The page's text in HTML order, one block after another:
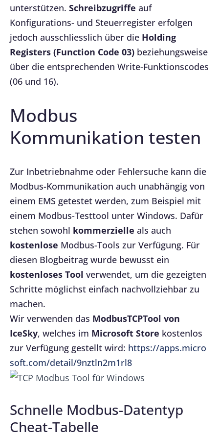
unterstützen. Schreibzugriffe auf
Konfigurations- und Steuerregister erfolgen
jedoch ausschliesslich über die Holding
Registers (Function Code 03) beziehungsweise
über die entsprechenden Write-Funktionscodes
(06 und 16).
Modbus
Kommunikation testen
Zur Inbetriebnahme oder Fehlersuche kann die
Modbus-Kommunikation auch unabhängig von
einem EMS getestet werden, zum Beispiel mit
einem Modbus-Testtool unter Windows. Dafür
stehen sowohl kommerzielle als auch
kostenlose Modbus-Tools zur Verfügung. Für
diesen Blogbeitrag wurde bewusst ein
kostenloses Tool verwendet, um die gezeigten
Schritte möglichst einfach nachvollziehbar zu
machen.
Wir verwenden das ModbusTCPTool von
IceSky, welches im Microsoft Store kostenlos
zur Verfügung gestellt wird: https://apps.micro
soft.com/detail/9nztln2m1rl8
Schnelle Modbus-Datentyp
Cheat-Tabelle